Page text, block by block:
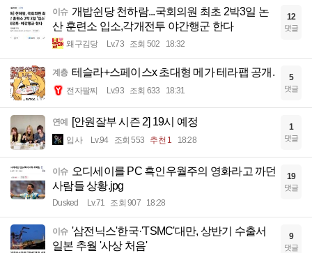
이슈 개밥쉰당 천하람...국회의원 최초 2박3일 논
산 훈련소 입소,각개전투 야간행군 한다
왜구김당 Lv.73 조회 502 18:32
12
댓글
계층 테슬라+스페이스x 초대형 메가 테라팹 공개.
전자팔찌 Lv.93 조회 633 18:31
5
댓글
연예 [안원잘부 시즌 2] 19시 예정
입사 Lv.94 조회 553 추천 1 18:28
1
댓글
이슈 오디세이를 PC 흑인우월주의 영화라고 까던
사람들 상황.jpg
Dusked Lv.71 조회 907 18:28
19
댓글
이슈 '삼전닉스'한국·'TSMC'대만, 상반기 수출서
일본 추월 '사상 처음'
9
댓글